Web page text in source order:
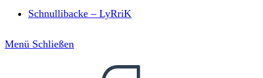
Schnullibacke – LyRriK
Menü Schließen